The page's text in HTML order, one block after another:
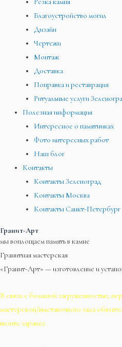
Благоустройство могил
Дизайн
Чертежи
Монтаж
Доставка
Поправка и реставрация
Ритуальные услуги
Полезная информация
Интересное о памятниках
Фото интересных работ
Наш блог
Контакты
Контакты Зеленоград
Контакты Москва
Контакты Санкт-Петербург
Гранит-Арт
мы воплощаем память в камне
Гранитная мастерская
«Гранит-Арт» — изготовление и
В связи с большой загруженностью,
мастерской/выставочного зала
визите заранее.